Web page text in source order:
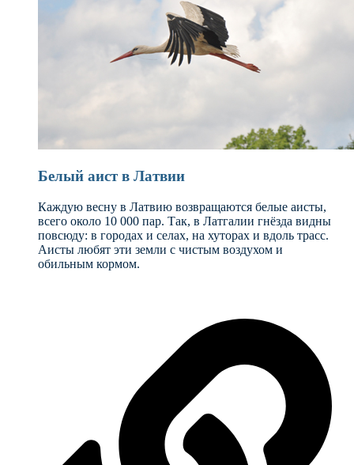
Белый аист в Латвии
Каждую весну в Латвию возвращаются белые аисты,
всего около 10 000 пар. Так, в Латгалии гнёзда видны
повсюду: в городах и селах, на хуторах и вдоль трасс.
Аисты любят эти земли с чистым воздухом и
обильным кормом.